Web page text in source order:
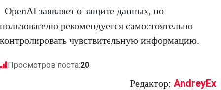
OpenAI заявляет о защите данных, но
пользователю рекомендуется самостоятельно
контролировать чувствительную информацию.
Просмотров поста:20
Редактор: AndreyEx